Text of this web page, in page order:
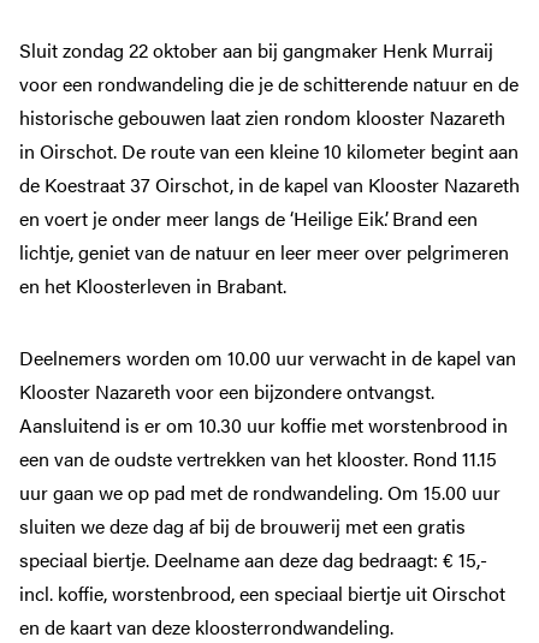
Sluit zondag 22 oktober aan bij gangmaker Henk Murraij
voor een rondwandeling die je de schitterende natuur en de
historische gebouwen laat zien rondom klooster Nazareth
in Oirschot. De route van een kleine 10 kilometer begint aan
de Koestraat 37 Oirschot, in de kapel van Klooster Nazareth
en voert je onder meer langs de ‘Heilige Eik’. Brand een
lichtje, geniet van de natuur en leer meer over pelgrimeren
en het Kloosterleven in Brabant.
Deelnemers worden om 10.00 uur verwacht in de kapel van
Klooster Nazareth voor een bijzondere ontvangst.
Aansluitend is er om 10.30 uur koffie met worstenbrood in
een van de oudste vertrekken van het klooster. Rond 11.15
uur gaan we op pad met de rondwandeling. Om 15.00 uur
sluiten we deze dag af bij de brouwerij met een gratis
speciaal biertje. Deelname aan deze dag bedraagt: € 15,-
incl. koffie, worstenbrood, een speciaal biertje uit Oirschot
en de kaart van deze kloosterrondwandeling.